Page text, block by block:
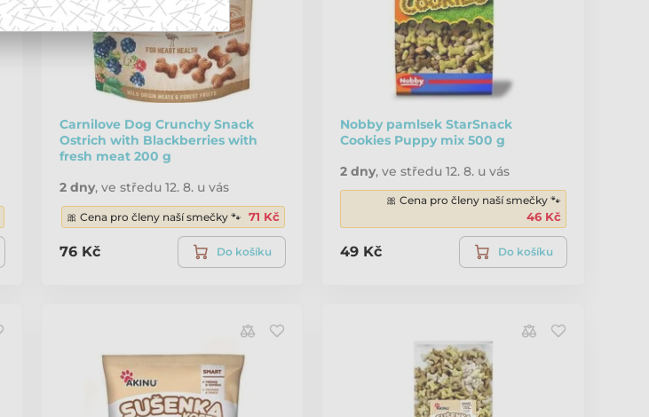
Carnilove Dog Crunchy Snack
Ostrich with Blackberries with
fresh meat 200 g
2 dny, ve středu 12. 8. u vás
🎀 Cena pro členy naší smečky 🐾 71 Kč
76 Kč Do košíku
Nobby pamlsek StarSnack
Cookies Puppy mix 500 g
2 dny,ve středu 12. 8. u vás
🎀 Cena pro členy naší smečky 🐾
46 Kč
49 Kč Do košíku